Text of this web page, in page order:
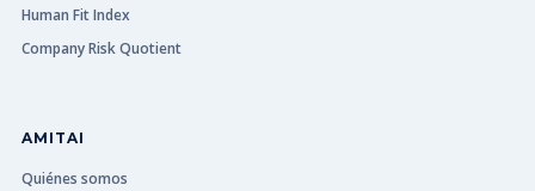
Human Fit Index
Company Risk Quotient
AMITAI
Quiénes somos